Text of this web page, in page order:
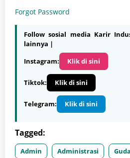
Forgot Password
Follow sosial media Karir
lainnya |
Instagram:
Klik di sini
Tiktok: Klik di sini
Telegram: Klik di sini
Tagged:
Admin Administrasi